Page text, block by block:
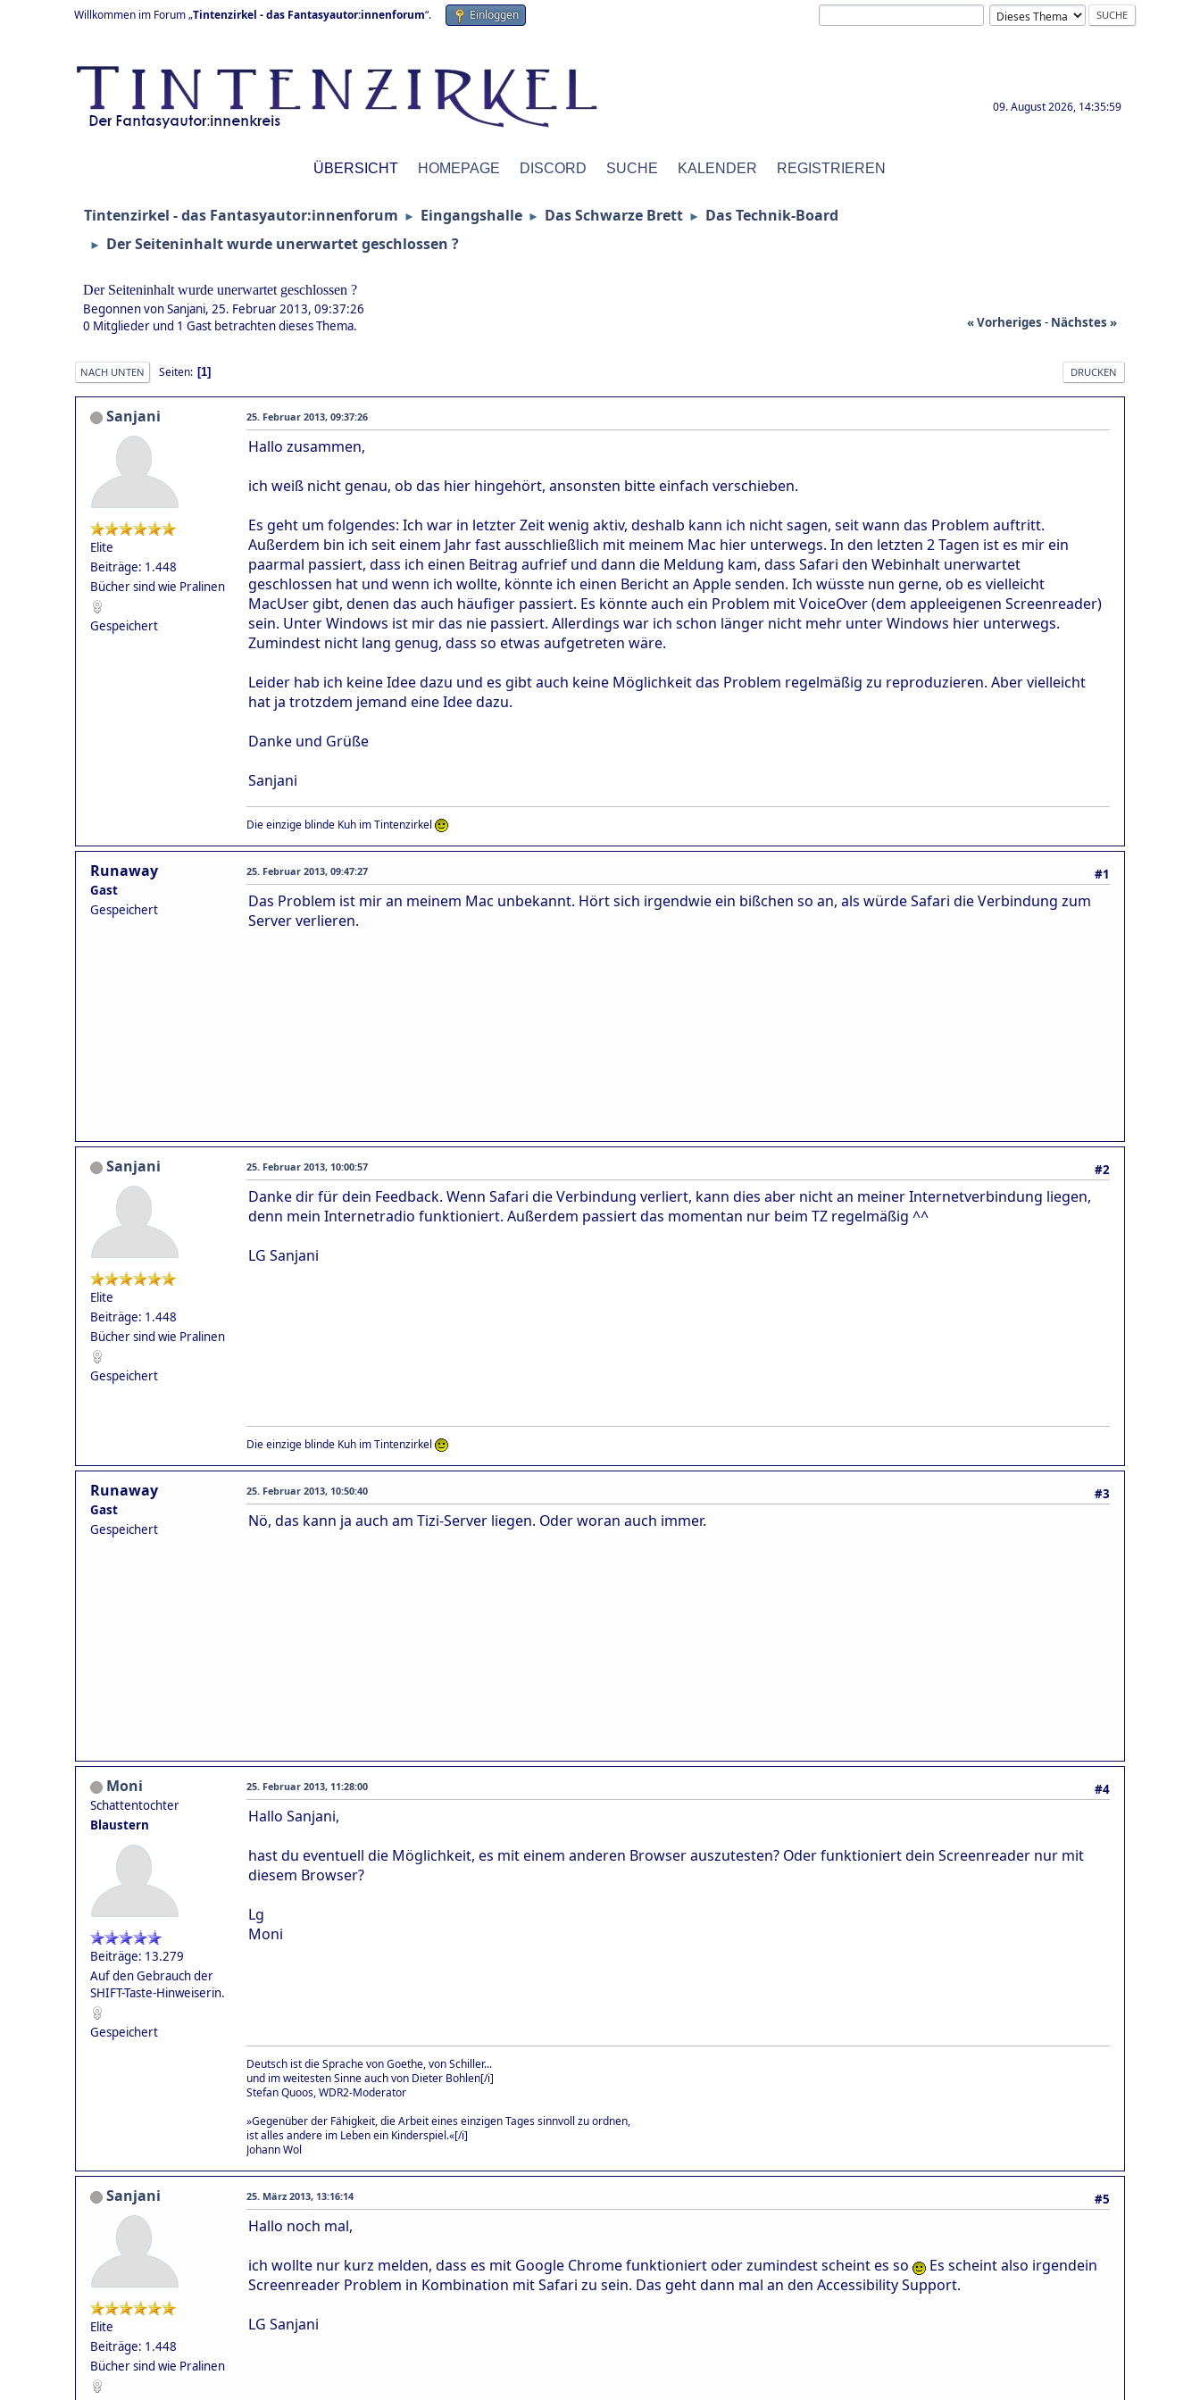
Willkommen im Forum „Tintenzirkel - das Fantasyautor:innenforum“. Einloggen
09. August 2026, 14:35:59
ÜBERSICHT HOMEPAGE DISCORD SUCHE KALENDER REGISTRIEREN
Tintenzirkel - das Fantasyautor:innenforum ► Eingangshalle ► Das Schwarze Brett ► Das Technik-Board
► Der Seiteninhalt wurde unerwartet geschlossen ?
Der Seiteninhalt wurde unerwartet geschlossen ?
Begonnen von Sanjani, 25. Februar 2013, 09:37:26
« Vorheriges - Nächstes »
0 Mitglieder und 1 Gast betrachten dieses Thema.
DRUCKEN
NACH UNTEN Seiten 1
Sanjani
Elite
Beiträge: 1.448
Bücher sind wie Pralinen
Gespeichert
25. Februar 2013, 09:37:26
Hallo zusammen,
ich weiß nicht genau, ob das hier hingehört, ansonsten bitte einfach verschieben.
Es geht um folgendes: Ich war in letzter Zeit wenig aktiv, deshalb kann ich nicht sagen, seit wann das Problem auftritt.
Außerdem bin ich seit einem Jahr fast ausschließlich mit meinem Mac hier unterwegs. In den letzten 2 Tagen ist es mir ein
paarmal passiert, dass ich einen Beitrag aufrief und dann die Meldung kam, dass Safari den Webinhalt unerwartet
geschlossen hat und wenn ich wollte, könnte ich einen Bericht an Apple senden. Ich wüsste nun gerne, ob es vielleicht
MacUser gibt, denen das auch häufiger passiert. Es könnte auch ein Problem mit VoiceOver (dem appleeigenen Screenreader)
sein. Unter Windows ist mir das nie passiert. Allerdings war ich schon länger nicht mehr unter Windows hier unterwegs.
Zumindest nicht lang genug, dass so etwas aufgetreten wäre.
Leider hab ich keine Idee dazu und es gibt auch keine Möglichkeit das Problem regelmäßig zu reproduzieren. Aber vielleicht
hat ja trotzdem jemand eine Idee dazu.
Danke und Grüße
Sanjani
Die einzige blinde Kuh im Tintenzirkel
Runaway
Gast
Gespeichert
#1
25. Februar 2013, 09:47:27
Das Problem ist mir an meinem Mac unbekannt. Hört sich irgendwie ein bißchen so an, als würde Safari die Verbindung zum
Server verlieren.
Sanjani
Elite
Beiträge: 1.448
Bücher sind wie Pralinen
Gespeichert
#2
25. Februar 2013, 10:00:57
Danke dir für dein Feedback. Wenn Safari die Verbindung verliert, kann dies aber nicht an meiner Internetverbindung liegen,
denn mein Internetradio funktioniert. Außerdem passiert das momentan nur beim TZ regelmäßig ^^
LG Sanjani
Die einzige blinde Kuh im Tintenzirkel
Runaway
Gast
Gespeichert
#3
25. Februar 2013, 10:50:40
Nö, das kann ja auch am Tizi-Server liegen. Oder woran auch immer.
Moni
Schattentochter
Blaustern
Beiträge: 13.279
Auf den Gebrauch der
SHIFT-Taste-Hinweiserin.
Gespeichert
#4
25. Februar 2013, 11:28:00
Hallo Sanjani,
hast du eventuell die Möglichkeit, es mit einem anderen Browser auszutesten? Oder funktioniert dein Screenreader nur mit
diesem Browser?
Lg
Moni
Deutsch ist die Sprache von Goethe, von Schiller...
und im weitesten Sinne auch von Dieter Bohlen[/i]
Stefan Quoos, WDR2-Moderator
»Gegenüber der Fähigkeit, die Arbeit eines einzigen Tages sinnvoll zu ordnen,
ist alles andere im Leben ein Kinderspiel.«[/i]
Johann Wol
Sanjani
Elite
Beiträge: 1.448
Bücher sind wie Pralinen
#5
25. März 2013, 13:16:14
Hallo noch mal,
ich wollte nur kurz melden, dass es mit Google Chrome funktioniert oder zumindest scheint es so
Es scheint also irgendein
Screenreader Problem in Kombination mit Safari zu sein. Das geht dann mal an den Accessibility Support.
LG Sanjani